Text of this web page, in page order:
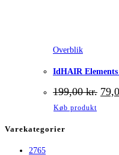
Overblik
IdHAIR
199,00kr. Den
Køb produkt
Varekategorier
2765